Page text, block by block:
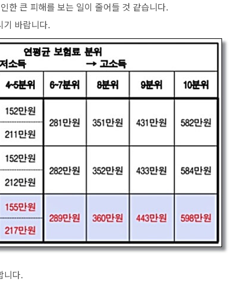
한 큰 피해를 보는 일이 줄어들 것 같습니다.
기 바랍니다.
니다.